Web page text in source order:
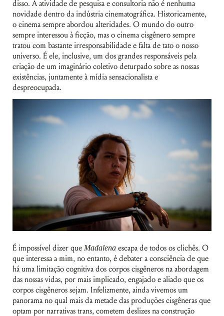
disso. A atividade de pesquisa e consultoria não é nenhuma
novidade dentro da indústria cinematográfica. Historicamente,
o cinema sempre abordou alteridades. O mundo do outro
sempre interessou à ficção, mas o cinema cisgênero sempre
tratou com bastante irresponsabilidade e falta de tato o nosso
universo. É ele, inclusive, um dos grandes responsáveis pela
criação de um imaginário coletivo deturpado sobre as nossas
existências, juntamente à mídia sensacionalista e
despreocupada.
É impossível dizer que Madalena escapa de todos os clichês. O
que interessa a mim, no entanto, é debater a consciência de que
há uma limitação cognitiva dos corpos cisgêneros na abordagem
das nossas vidas, por mais implicado, engajado e aliado que os
corpos cisgêneros sejam. Infelizmente, ainda vivemos um
panorama no qual mais da metade das produções cisgêneras que
optam por narrativas trans, cometem deslizes na construção